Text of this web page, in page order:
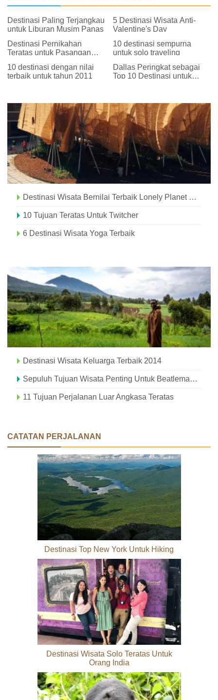
Destinasi Paling Terjangkau
untuk Liburan Musim Panas
5 Destinasi Wisata Anti-
Valentine's Day
Destinasi Pernikahan
Teratas untuk Pasangan
10 destinasi sempurna
untuk solo traveling
10 destinasi dengan nilai
terbaik untuk tahun 2011
Dallas Peringkat sebagai
Top 10 Destinasi untuk
Destinasi Wisata Bernilai Terbaik Lonely Planet Untuk 2014
10 Tujuan Teratas Untuk Twitcher
6 Destinasi Wisata Yoga Terbaik
Destinasi Wisata Keluarga Terbaik 2014
Sepuluh Tujuan Wisata Penting Untuk Beatlemaniacs
11 Tujuan Perjalanan Luar Angkasa Teratas
CATATAN PERJALANAN
Destinasi Top New York Untuk Hiking
Destinasi Wisata Solo Teratas Untuk
Orang India